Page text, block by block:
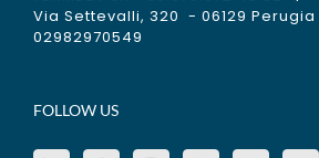
Via Settevalli, 320 - 06129 Perugia
02982970549
FOLLOW US